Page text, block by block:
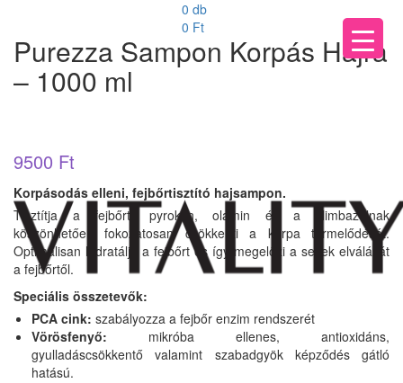
0 db
0 Ft
Purezza Sampon Korpás Hajra
– 1000 ml
9500 Ft
Korpásodás elleni, fejbőrtisztító hajsampon.
Tisztítja a fejbőrt, pyroktin, olamin és a klimbazolnak
köszönhetően fokozatosan csökkenti a korpa termelődését.
Optimálisan hidratálja a fejbőrt és így megelőzi a sejtek elválását
a fejbőrtől.
Speciális összetevők:
PCA cink: szabályozza a fejbőr enzim rendszerét
Vörösfenyő: mikróba ellenes, antioxidáns,
gyulladáscsökkentő valamint szabadgyök képződés gátló
hatású.